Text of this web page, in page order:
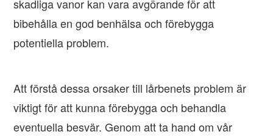
skadliga vanor kan vara avgörande för att
bibehålla en god benhälsa och förebygga
potentiella problem.
Att förstå dessa orsaker till lårbenets problem är
viktigt för att kunna förebygga och behandla
eventuella besvär. Genom att ta hand om vår